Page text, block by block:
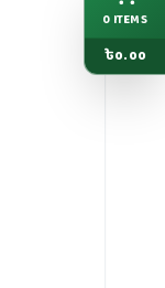
0 ITEMS
৳0.00